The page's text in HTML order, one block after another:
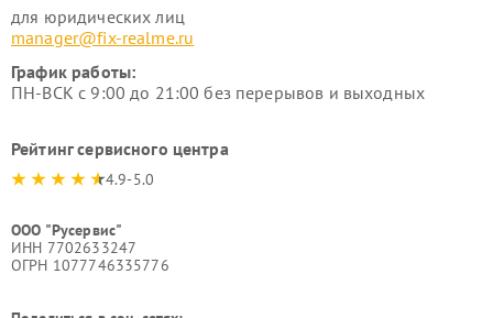
для юридических лиц
manager@fix-realme.ru
График работы:
ПН-ВСК с 9:00 до 21:00 без перерывов и выходных
Рейтинг сервисного центра
4.9-5.0
ООО "Русервис"
ИНН 7702633247
ОГРН 1077746335776